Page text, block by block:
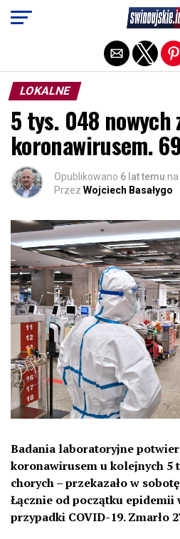
LOKALNE
5 tys. 048 nowych
koronawirusem.
Opublikowano 6 lat temu na
Przez Wojciech Basałygo
Badania laboratoryjne
koronawirusem u kolejnych 5
chorych – przekazało w
Łącznie od początku epidemii
przypadki COVID-19. Zmarło
Exit mobile